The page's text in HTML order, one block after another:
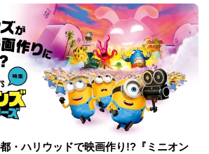
・ハリウッドで映画作り!?『ミニオン